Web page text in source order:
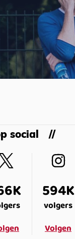
social
594K
volgers
Volgen